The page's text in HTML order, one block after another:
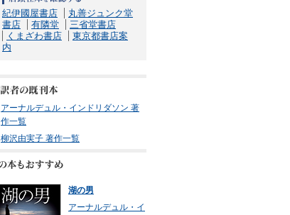
紀伊國屋書店
丸善ジュンク堂
書店
有隣堂
三省堂書店
くまざわ書店
東京都書店案
内
アーナルデュル・インドリダソン 著
作一覧
柳沢由実子 著作一覧
湖の男
アーナルデュル・イ